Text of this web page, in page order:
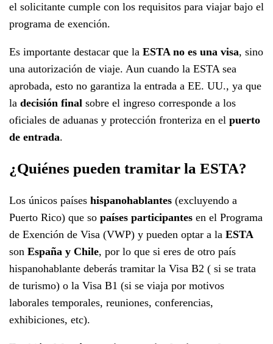
el solicitante cumple con los requisitos para viajar bajo el
programa de exención.
Es importante destacar que la ESTA no es una visa, sino
una autorización de viaje. Aun cuando la ESTA sea
aprobada, esto no garantiza la entrada a EE. UU., ya que
la decisión final sobre el ingreso corresponde a los
oficiales de aduanas y protección fronteriza en el puerto
de entrada.
¿Quiénes pueden tramitar la ESTA?
Los únicos países hispanohablantes (excluyendo a
Puerto Rico) que so países participantes en el Programa
de Exención de Visa (VWP) y pueden optar a la ESTA
son España y Chile, por lo que si eres de otro país
hispanohablante deberás tramitar la Visa B2 ( si se trata
de turismo) o la Visa B1 (si se viaja por motivos
laborales temporales, reuniones, conferencias,
exhibiciones, etc).